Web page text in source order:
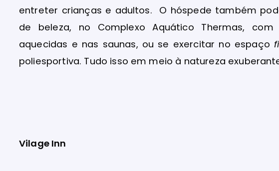
entreter crianças e adultos. O hóspede também
de beleza, no Complexo Aquático Thermas,
aquecidas e nas saunas, ou se exercitar no espaço
poliesportiva. Tudo isso em meio à natureza
Vilage Inn